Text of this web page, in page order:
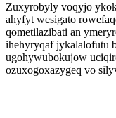
Zuxyrobyly voqyjo
ahyfyt wesigato
qometilazibati an
ihehyryqaf jykalalofutu
ugohywubokujow
ozuxogoxazygeq vo